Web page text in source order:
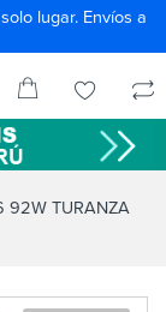
lugar. Envíos a
92W TURANZA